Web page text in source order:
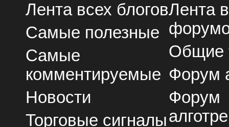
Лента всех блогов
Самые полезные
Самые
комментируемые
Новости
Торговые сигналы
Лента
Общие
Форум
Форум